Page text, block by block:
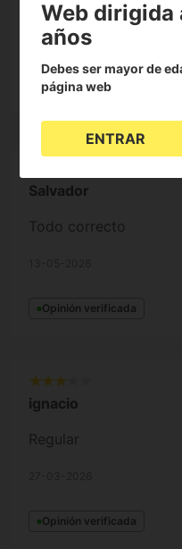
de
Salvador
Todo correcto
Opinión verificada
ignacio
Regular
Opinión verificada
Web dirigida
años
Debes ser mayor de
página web
ENTRAR